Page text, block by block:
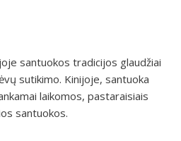
santuokos tradicijos glaudžiai
sutikimo. Kinijoje, santuoka
laikomos, pastaraisiais
santuokos.